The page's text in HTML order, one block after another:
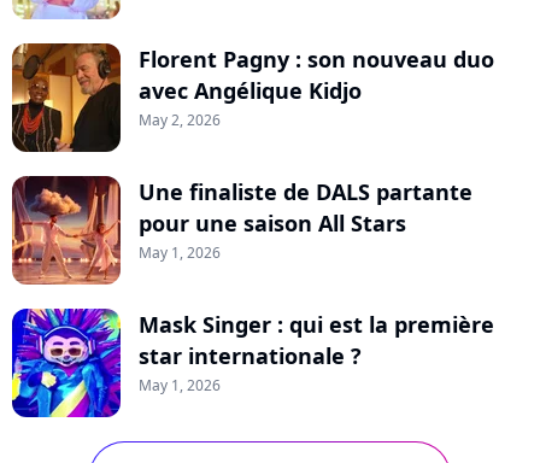
Florent Pagny : son nouveau duo
avec Angélique Kidjo
May 2, 2026
Une finaliste de DALS partante
pour une saison All Stars
May 1, 2026
Mask Singer : qui est la première
star internationale ?
May 1, 2026